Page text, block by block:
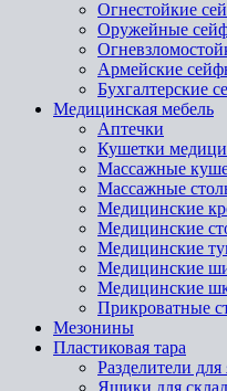
Огнестойкие
Оружейные
Армейские
Бухгалтерские
Медицинская мебель
Аптечки
Кушетки
Массажные
Массажные
Медицинские
Медицинские
Медицинские
Медицинские
Медицинские
Прикроватные
Мезонины
Пластиковая тара
Разделители
Ящики для